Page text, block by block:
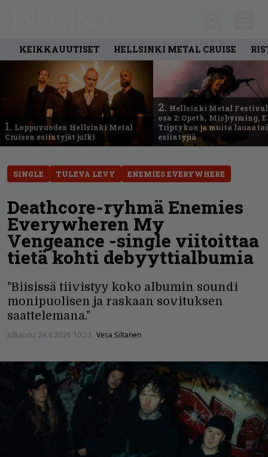
KEIKKAUUTISET HELLSINKI METAL CRUISE
1. Loppuvuoden Hellsinki Metal
Cruisen esiintyjät julki
2. Hellsinki Metal
osa 2: Opeth, Misþyrming,
Triptykon ja muita
esiintyjiä
SINGLE TULEVA LEVY ENEMIES EVERYWHERE
Deathcore-ryhmä Enemies
Everywheren My
Vengeance -single viitoittaa
tietä kohti debyyttialbumia
"Biisissä tiivistyy koko albumin soundi
monipuolisen ja raskaan sovituksen
saattelemana."
Julkaistu: 24.6.2026 10:23 Vesa Siltanen